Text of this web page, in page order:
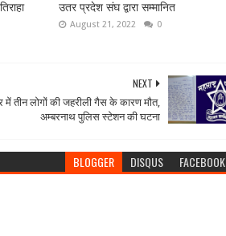
उतर प्रदेश संघ द्वारा सम्मानित
August 21, 2022 0
NEXT
में तीन लोगों की जहरीली गैस के कारण मौत,
अम्बरनाथ पुलिस स्टेशन की घटना
BLOGGER DISQUS FACEBOOK